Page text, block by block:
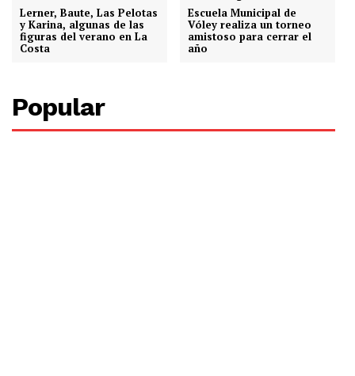
Lerner, Baute, Las Pelotas
y Karina, algunas de las
figuras del verano en La
Costa
Escuela Municipal de
Vóley realiza un torneo
amistoso para cerrar el
año
Popular